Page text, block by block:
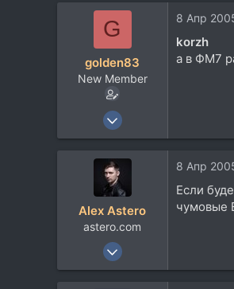
G
golden83
New Member
16 Дек 2004
8 Апр
korzh
а в ФМ7
Alex Astero
astero.com
9 Июн 2004
8 Апр
Если
чумовые